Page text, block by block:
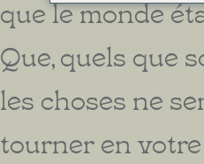
que le monde
Que, quels que
les choses ne
tourner en